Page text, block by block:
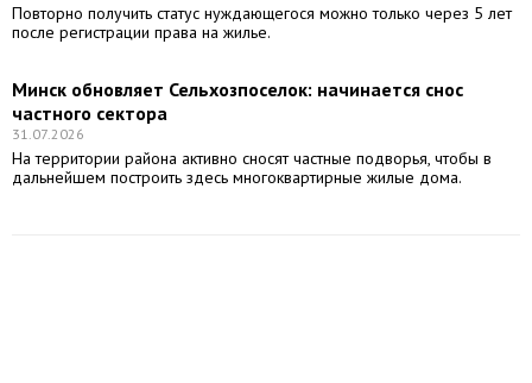
Повторно получить статус нуждающегося можно только через 5 лет
после регистрации права на жилье.
Минск обновляет Сельхозпоселок: начинается снос
частного сектора
31.07.2026
На территории района активно сносят частные подворья, чтобы в
дальнейшем построить здесь многоквартирные жилые дома.